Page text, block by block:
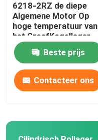
6218-2RZ de diepe
Algemene Motor Op
hoge temperatuur van
het GroefKogellager
Gcr15 90x160x30
Beste prijs
Contacteer ons